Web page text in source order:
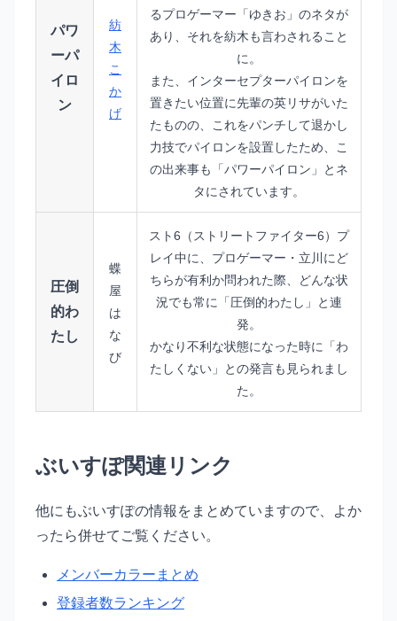
パワ
ーパ
イロ
ン
紡
木
こ
か
げ
るプロゲーマー「ゆきお」のネタが
あり、それを紡木も言わされること
に。
また、インターセプターパイロンを
置きたい位置に先輩の英リサがいた
たものの、これをパンチして退かし
力技でパイロンを設置したため、こ
の出来事も「パワーパイロン」とネ
タにされています。
圧倒
的わ
たし
蝶
屋
は
な
び
スト6（ストリートファイター6）プ
レイ中に、プロゲーマー・立川にど
ちらが有利か問われた際、どんな状
況でも常に「圧倒的わたし」と連
発。
かなり不利な状態になった時に「わ
たしくない」との発言も見られまし
た。
ぶいすぽ関連リンク
他にもぶいすぽの情報をまとめていますので、よか
ったら併せてご覧ください。
メンバーカラーまとめ
登録者数ランキング